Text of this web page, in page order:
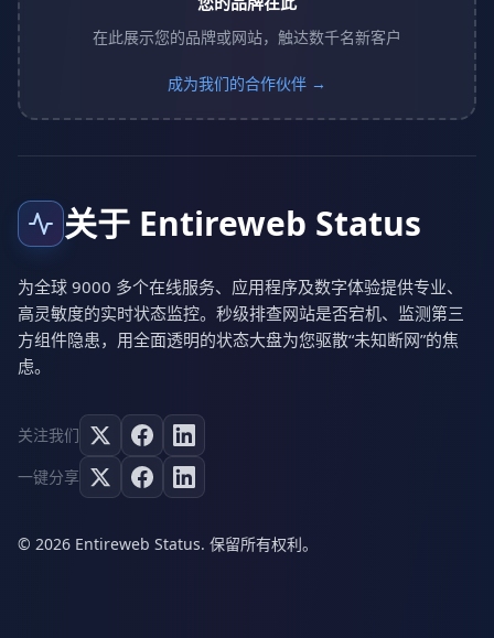
在此展示您的品牌或网站，触达数千名新客户
成为我们的合作伙伴 →
关于 Entireweb Status
为全球 9000 多个在线服务、应用程序及数字体验提供专业、
高灵敏度的实时状态监控。秒级排查网站是否宕机、监测第三
方组件隐患，用全面透明的状态大盘为您驱散“未知断网”的焦
虑。
关注我们
一键分享
© 2026 Entireweb Status. 保留所有权利。